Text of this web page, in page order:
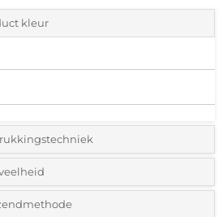
kleur
kleuren van het logo:
het gewenste aantal in